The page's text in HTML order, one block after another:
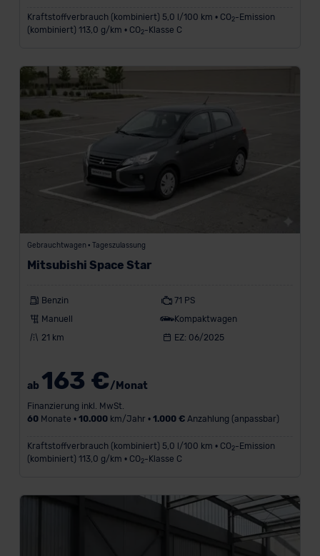
Kraftstoffverbrauch (kombiniert) 5,0 l/100 km • CO2-Emission
(kombiniert) 113,0 g/km • CO2-Klasse C
Gebrauchtwagen • Tageszulassung
Mitsubishi Space Star
Benzin
71 PS
Manuell
Kompaktwagen
21 km
EZ: 06/2025
ab 163 €/Monat
Finanzierung inkl. MwSt.
60Monate • 10.000km/Jahr • 1.000 €Anzahlung (anpassbar)
Kraftstoffverbrauch (kombiniert) 5,0 l/100 km • CO2-Emission
(kombiniert) 113,0 g/km • CO2-Klasse C